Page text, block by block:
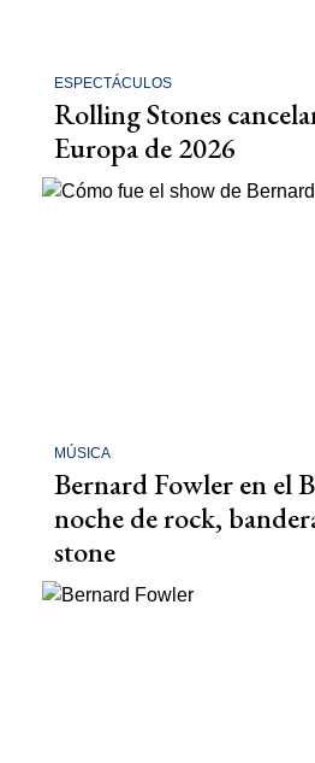
ESPECTÁCULOS
Rolling Stones
Europa de 2026
MÚSICA
Bernard Fowler en el
noche de rock,
stone